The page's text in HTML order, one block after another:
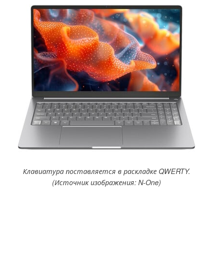
Клавиатура поставляется в раскладке QWERTY.
(Источник изображения: N-One)